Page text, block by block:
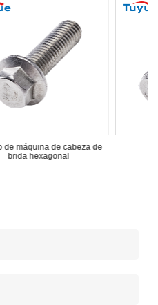
cabeza de
Tuerca